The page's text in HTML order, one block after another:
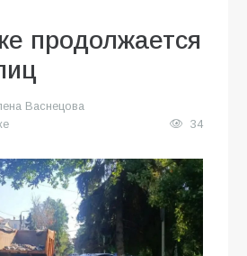
продолжается
Васнецова
34